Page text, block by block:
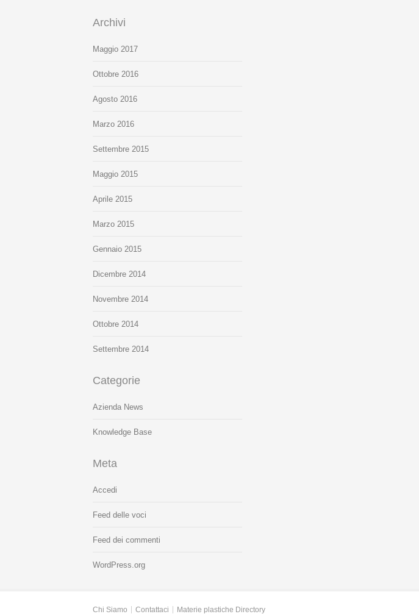
Archivi
Maggio 2017
Ottobre 2016
Agosto 2016
Marzo 2016
Settembre 2015
Maggio 2015
Aprile 2015
Marzo 2015
Gennaio 2015
Dicembre 2014
Novembre 2014
Ottobre 2014
Settembre 2014
Categorie
Azienda News
Knowledge Base
Meta
Accedi
Feed delle voci
Feed dei commenti
WordPress.org
Chi Siamo Contattaci Materie plastiche Directory